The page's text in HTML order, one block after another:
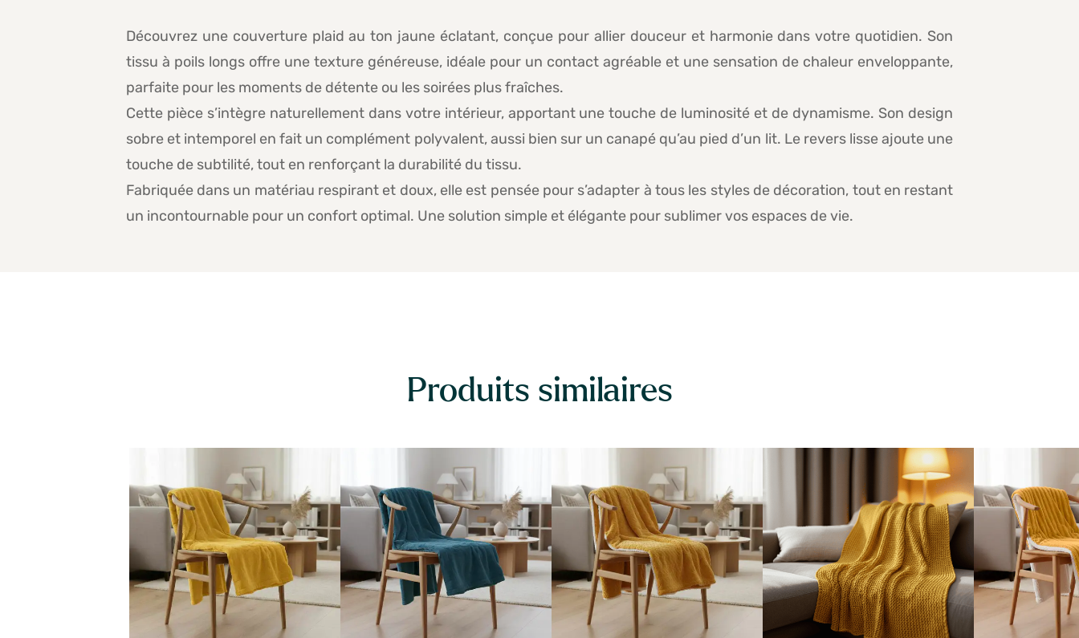
Découvrez une couverture plaid au ton jaune éclatant, conçue pour allier douceur et harmonie dans votre quotidien. Son
tissu à poils longs offre une texture généreuse, idéale pour un contact agréable et une sensation de chaleur enveloppante,
parfaite pour les moments de détente ou les soirées plus fraîches.
Cette pièce s’intègre naturellement dans votre intérieur, apportant une touche de luminosité et de dynamisme. Son design
sobre et intemporel en fait un complément polyvalent, aussi bien sur un canapé qu’au pied d’un lit. Le revers lisse ajoute une
touche de subtilité, tout en renforçant la durabilité du tissu.
Fabriquée dans un matériau respirant et doux, elle est pensée pour s’adapter à tous les styles de décoration, tout en restant
un incontournable pour un confort optimal. Une solution simple et élégante pour sublimer vos espaces de vie.
Produits similaires